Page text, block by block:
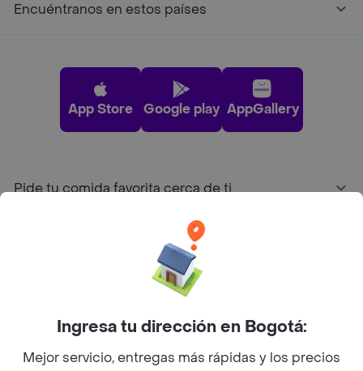
Encuéntranos en estos países
App Store Google play AppGallery
Pide tu comida favorita cerca de ti
Sobre RappiIngresa tu dirección en Bogotá:
Mejor servicio, entregas más rápidas y los precios